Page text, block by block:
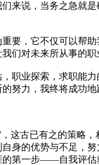
来说，当务之急就
重要，它不仅可以帮
们对未来所从事的
职业探索，求职能
的努力，我终将成功
这古已有之的策略
自身的优势与不足，
第一步——自我评估